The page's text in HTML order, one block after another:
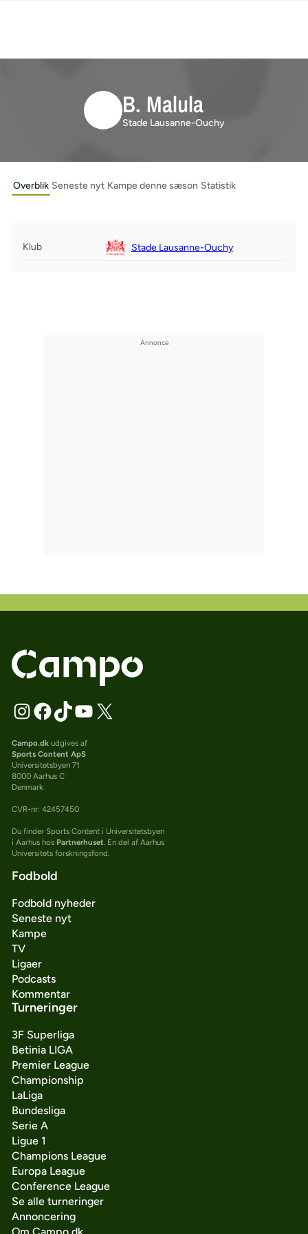
B. Malula
Stade Lausanne-Ouchy
Overblik Seneste nyt Kampe denne sæson Statistik
Klub Stade Lausanne-Ouchy
Campo.dkudgives af
Sports Content ApS
Universitetsbyen 71
8000 Aarhus C
Denmark
CVR-nr: 42457450
Du finder Sports Content i Universitetsbyen
i Aarhus hos Partnerhuset. En del af Aarhus
Universitets forskningsfond.
Fodbold
Fodbold nyheder
Seneste nyt
Kampe
TV
Ligaer
Podcasts
Kommentar
Turneringer
3F Superliga
Betinia LIGA
Premier League
Championship
LaLiga
Bundesliga
Serie A
Ligue 1
Champions League
Europa League
Conference League
Se alle turneringer
Annoncering